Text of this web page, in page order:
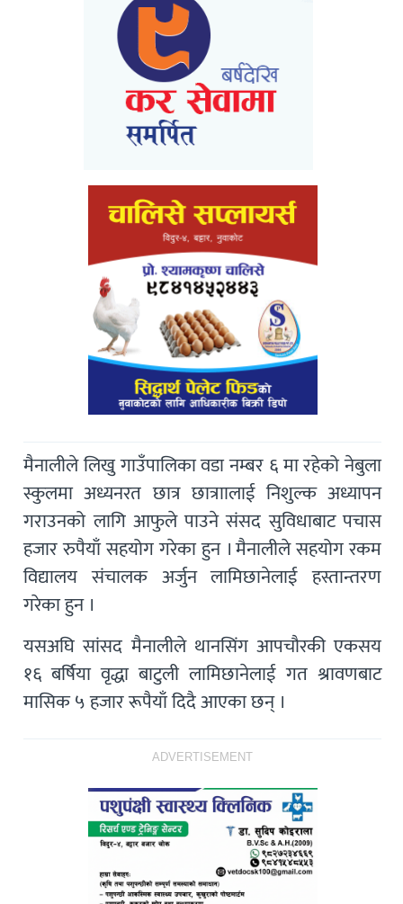
मैनालीले लिखु गाउँपालिका वडा नम्बर ६ मा रहेको नेबुला
स्कुलमा अध्यनरत छात्र छात्राालाई निशुल्क अध्यापन
गराउनको लागि आफुले पाउने संसद सुविधाबाट पचास
हजार रुपैयाँ सहयोग गरेका हुन । मैनालीले सहयोग रकम
विद्यालय संचालक अर्जुन लामिछानेलाई हस्तान्तरण
गरेका हुन ।
यसअघि सांसद मैनालीले थानसिंग आपचौरकी एकसय
१६ बर्षिया वृद्धा बाटुली लामिछानेलाई गत श्रावणबाट
मासिक ५ हजार रूपैयाँ दिदै आएका छन् ।
ADVERTISEMENT